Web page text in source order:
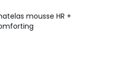
mousse HR +